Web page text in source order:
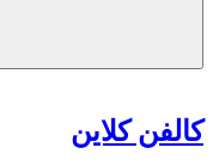
كالفن كلاين